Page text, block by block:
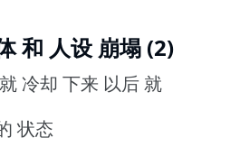
和 人设 崩塌 (2)
冷却 下来 以后 就
状态